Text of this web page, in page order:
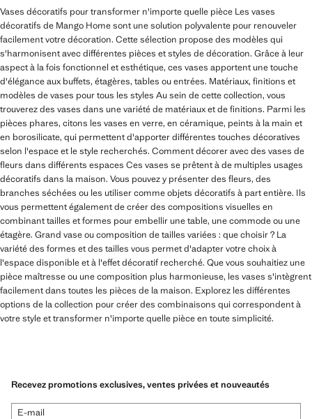
Vases décoratifs pour transformer n'importe quelle pièce Les vases
décoratifs de Mango Home sont une solution polyvalente pour renouveler
facilement votre décoration. Cette sélection propose des modèles qui
s'harmonisent avec différentes pièces et styles de décoration. Grâce à leur
aspect à la fois fonctionnel et esthétique, ces vases apportent une touche
d'élégance aux buffets, étagères, tables ou entrées. Matériaux, finitions et
modèles de vases pour tous les styles Au sein de cette collection, vous
trouverez des vases dans une variété de matériaux et de finitions. Parmi les
pièces phares, citons les vases en verre, en céramique, peints à la main et
en borosilicate, qui permettent d'apporter différentes touches décoratives
selon l'espace et le style recherchés. Comment décorer avec des vases de
fleurs dans différents espaces Ces vases se prêtent à de multiples usages
décoratifs dans la maison. Vous pouvez y présenter des fleurs, des
branches séchées ou les utiliser comme objets décoratifs à part entière. Ils
vous permettent également de créer des compositions visuelles en
combinant tailles et formes pour embellir une table, une commode ou une
étagère. Grand vase ou composition de tailles variées : que choisir ? La
variété des formes et des tailles vous permet d'adapter votre choix à
l'espace disponible et à l'effet décoratif recherché. Que vous souhaitiez une
pièce maîtresse ou une composition plus harmonieuse, les vases s'intègrent
facilement dans toutes les pièces de la maison. Explorez les différentes
options de la collection pour créer des combinaisons qui correspondent à
votre style et transformer n'importe quelle pièce en toute simplicité.
Recevez promotions exclusives, ventes privées et nouveautés
E-mail